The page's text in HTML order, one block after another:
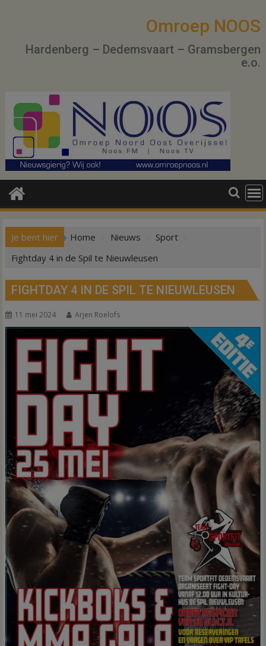
Omroep NOOS
Hardenberg – Dedemsvaart – Gramsbergen
e.o.
Je bent hier Home Nieuws
Sport
Fightday 4 in de Spil te Nieuwleusen
FIGHTDAY 4 IN DE SPIL TE NIEUWLEUSEN
11 mei 2024 Arjen Roelofs